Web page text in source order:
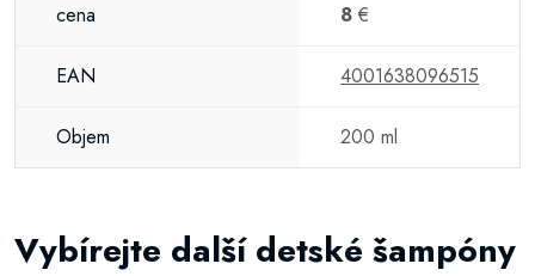
cena 8 €
EAN 4001638096515
Objem 200 ml
Vybírejte další detské šampóny